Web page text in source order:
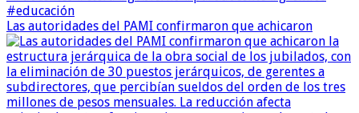
Las autoridades del PAMI confirmaron que achicaron